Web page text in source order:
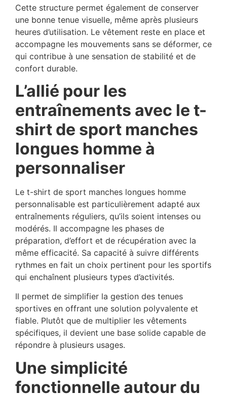
Cette structure permet également de conserver
une bonne tenue visuelle, même après plusieurs
heures d’utilisation. Le vêtement reste en place et
accompagne les mouvements sans se déformer, ce
qui contribue à une sensation de stabilité et de
confort durable.
L’allié pour les
entraînements avec le t-
shirt de sport manches
longues homme à
personnaliser
Le t-shirt de sport manches longues homme
personnalisable est particulièrement adapté aux
entraînements réguliers, qu’ils soient intenses ou
modérés. Il accompagne les phases de
préparation, d’effort et de récupération avec la
même efficacité. Sa capacité à suivre différents
rythmes en fait un choix pertinent pour les sportifs
qui enchaînent plusieurs types d’activités.
Il permet de simplifier la gestion des tenues
sportives en offrant une solution polyvalente et
fiable. Plutôt que de multiplier les vêtements
spécifiques, il devient une base solide capable de
répondre à plusieurs usages.
Une simplicité
fonctionnelle autour du